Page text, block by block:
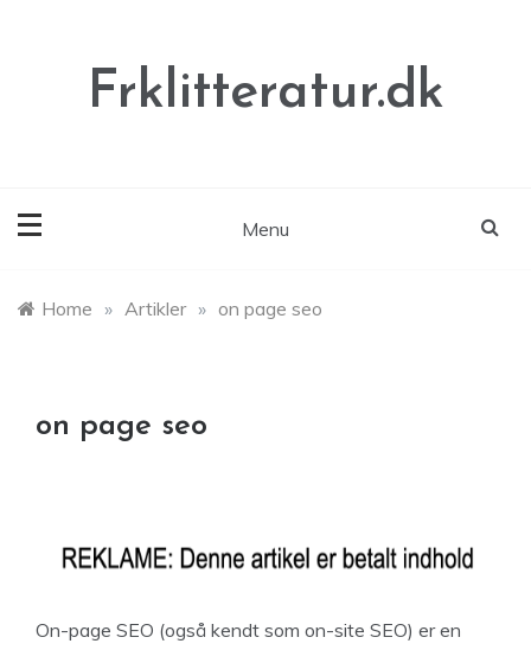
Frklitteratur.dk
Menu
Home » Artikler » on page seo
on page seo
On-page SEO (også kendt som on-site SEO) er en